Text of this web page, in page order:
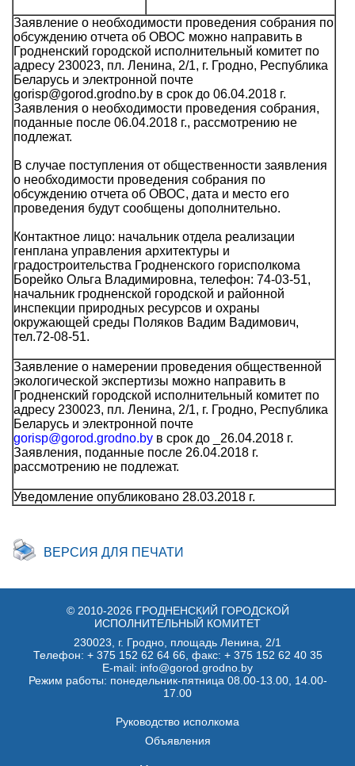
Заявление о необходимости проведения собрания по
обсуждению отчета об ОВОС можно направить в
Гродненский городской исполнительный комитет по
адресу 230023, пл. Ленина, 2/1, г. Гродно, Республика
Беларусь и электронной почте
gorisp@gorod.grodno.by в срок до 06.04.2018 г.
Заявления о необходимости проведения собрания,
поданные после 06.04.2018 г., рассмотрению не
подлежат.
В случае поступления от общественности заявления
о необходимости проведения собрания по
обсуждению отчета об ОВОС, дата и место его
проведения будут сообщены дополнительно.
Контактное лицо: начальник отдела реализации
генплана управления архитектуры и
градостроительства Гродненского горисполкома
Борейко Ольга Владимировна, телефон: 74-03-51,
начальник гродненской городской и районной
инспекции природных ресурсов и охраны
окружающей среды Поляков Вадим Вадимович,
тел.72-08-51.
Заявление о намерении проведения общественной
экологической экспертизы можно направить в
Гродненский городской исполнительный комитет по
адресу 230023, пл. Ленина, 2/1, г. Гродно, Республика
Беларусь и электронной почте
gorisp@gorod.grodno.by в срок до _26.04.2018 г.
Заявления, поданные после 26.04.2018 г.
рассмотрению не подлежат.
Уведомление опубликовано 28.03.2018 г.
ВЕРСИЯ ДЛЯ ПЕЧАТИ
© 2010-2026 ГРОДНЕНСКИЙ ГОРОДСКОЙ
ИСПОЛНИТЕЛЬНЫЙ КОМИТЕТ
230023, г. Гродно, площадь Ленина, 2/1
Телефон: + 375 152 62 64 66 , факс: + 375 152 62 40 35
E-mail: info@gorod.grodno.by
Режим работы: понедельник-пятница 08.00-13.00, 14.00-
17.00
Руководство исполкома
Объявления